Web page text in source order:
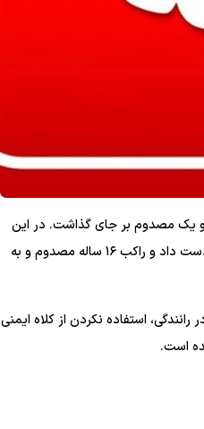
یک دستگاه موتورسیکلت در خیام جنوبی ۳۳ و ۳۵، یک کشته و یک مصدوم بر جای گذاشت. در این
حادثه که حوالی ساعت ۱۵:۲۰ رخ داد، ترک‌نشین موتورسیکلت که پسری ۱۴ ساله بود، جان خود را از دست داد و راکب ۱۶ ساله مصدوم و به
استفاده نکردن از کلاه ایمنی
است.